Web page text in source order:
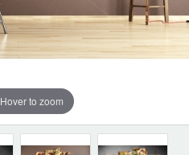
Hover to zoom